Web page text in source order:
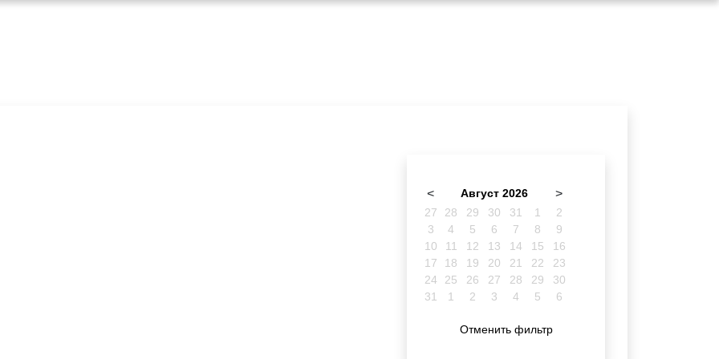
< Август 2026 >
27 28 29 30 31 1
2
3
4 5 6 7 8
9
10
11 12 13 14 15
16
17
18 19 20 21 22
23
24
25 26 27 28 29
30
31
1 2 3 4 5 6
Отменить фильтр